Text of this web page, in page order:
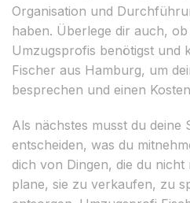
Organisation und
haben. Überlege dir auch,
Umzugsprofis benötigst und
Fischer aus Hamburg, um
besprechen und einen
Als nächstes musst du deine
entscheiden, was du
dich von Dingen, die du
plane, sie zu verkaufen, zu